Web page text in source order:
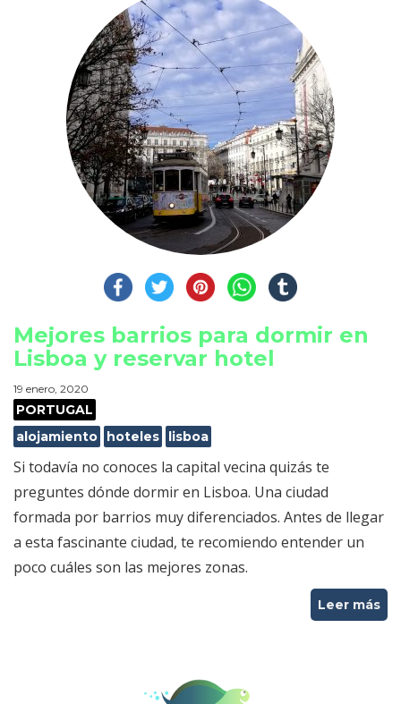
Mejores barrios para dormir en
Lisboa y reservar hotel
19 enero, 2020
PORTUGAL
alojamiento
hoteles lisboa
Si todavía no conoces la capital vecina quizás te
preguntes dónde dormir en Lisboa. Una ciudad
formada por barrios muy diferenciados. Antes de llegar
a esta fascinante ciudad, te recomiendo entender un
poco cuáles son las mejores zonas.
Leer más